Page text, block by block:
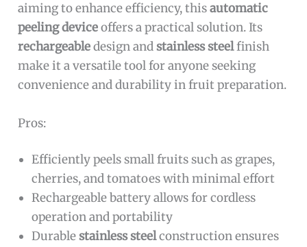
aiming to enhance efficiency, thisautomatic
peeling deviceoffers a practical solution. Its
rechargeabledesign andstainless steelfinish
make it a versatile tool for anyone seeking
convenience and durability in fruit preparation.
Pros:
Efficiently peels small fruits such as grapes,
cherries, and tomatoes with minimal effort
Rechargeable battery allows for cordless
operation and portability
Durablestainless steelconstruction ensures